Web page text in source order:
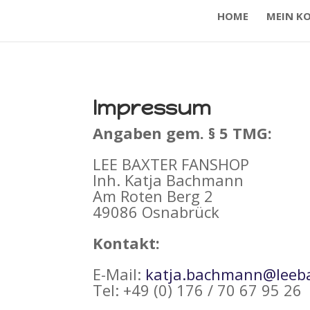
HOME MEIN
Impressum
Angaben gem. § 5 TMG:
LEE BAXTER FANSHOP
Inh. Katja Bachmann
Am Roten Berg 2
49086 Osnabrück
Kontakt:
E-Mail:
Tel: +49 (0) 176 / 70 67 95 26